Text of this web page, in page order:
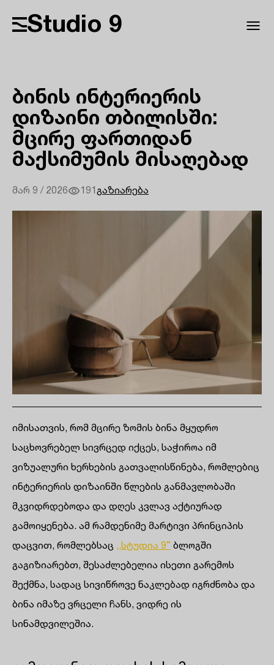
Studio 9
ბინის ინტერიერის
დიზაინი თბილისში:
მცირე ფართიდან
მაქსიმუმის მისაღებად
მარ 9 / 2026 191 გაზიარება
იმისათვის, რომ მცირე ზომის ბინა მყუდრო
საცხოვრებელ სივრცედ იქცეს, საჭიროა იმ
ვიზუალური ხერხების გათვალისწინება, რომლებიც
ინტერიერის დიზაინში წლების განმავლობაში
მკვიდრდებოდა და დღეს კვლავ აქტიურად
გამოიყენება. ამ რამდენიმე მარტივი პრინციპის
დაცვით, რომლებსაც ,,სტუდია 9” ბლოგში
გაგიზიარებთ, შესაძლებელია ისეთი გარემოს
შექმნა, სადაც სივიწროვე ნაკლებად იგრძნობა და
ბინა იმაზე ვრცელი ჩანს, ვიდრე ის
სინამდვილეშია.